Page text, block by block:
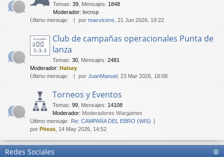
Temas: 39 Mensajes: 1848
Moderador: lecrop
Último mensaje:
por macvicens , 21 Jun 2026, 19:22
Club de campañas operacionales Punta de
lanza
Temas: 30 Mensajes: 2481
Moderador: Halsey
Último mensaje:
por JuanManuel , 23 Mar 2026, 18:08
Torneos y Eventos
Temas: 99 Mensajes: 14108
Moderador: Moderadores Wargames
Último mensaje: Re: CAMPAÑA DEL EBRO (WIS)
por Piteas , 14 May 2026, 14:52
Redes Sociales